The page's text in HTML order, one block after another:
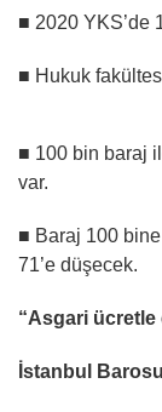
■ 2020 YKS’de
■ Hukuk
■ 100 bin baraj
var.
■ Baraj 100
71’e düşecek.
“Asgari ücretle
İstanbul